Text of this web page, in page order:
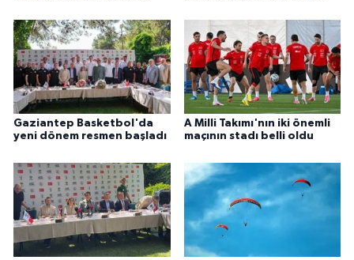
Gaziantep Basketbol'da
yeni dönem resmen başladı
A Milli Takımı'nın iki önemli
maçının stadı belli oldu